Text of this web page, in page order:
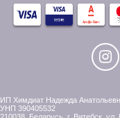
ИП Химдиат Надежда
УНП 390405532